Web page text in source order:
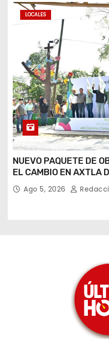
LOCALES
NUEVO PAQUETE DE
EL CAMBIO EN AXTLA
Ago 5, 2026